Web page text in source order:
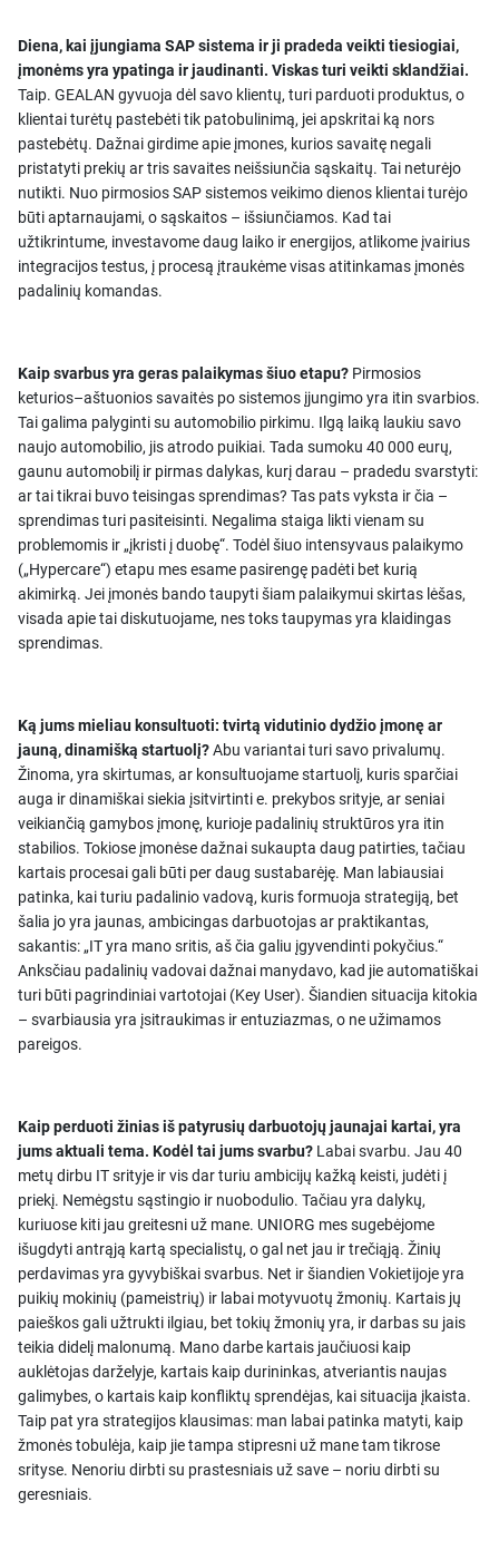
Diena, kai įjungiama SAP sistema ir ji pradeda veikti tiesiogiai,
įmonėms yra ypatinga ir jaudinanti. Viskas turi veikti sklandžiai.
Taip. GEALAN gyvuoja dėl savo klientų, turi parduoti produktus, o
klientai turėtų pastebėti tik patobulinimą, jei apskritai ką nors
pastebėtų. Dažnai girdime apie įmones, kurios savaitę negali
pristatyti prekių ar tris savaites neišsiunčia sąskaitų. Tai neturėjo
nutikti. Nuo pirmosios SAP sistemos veikimo dienos klientai turėjo
būti aptarnaujami, o sąskaitos – išsiunčiamos. Kad tai
užtikrintume, investavome daug laiko ir energijos, atlikome įvairius
integracijos testus, į procesą įtraukėme visas atitinkamas įmonės
padalinių komandas.
Kaip svarbus yra geras palaikymas šiuo etapu? Pirmosios
keturios–aštuonios savaitės po sistemos įjungimo yra itin svarbios.
Tai galima palyginti su automobilio pirkimu. Ilgą laiką laukiu savo
naujo automobilio, jis atrodo puikiai. Tada sumoku 40 000 eurų,
gaunu automobilį ir pirmas dalykas, kurį darau – pradedu svarstyti:
ar tai tikrai buvo teisingas sprendimas? Tas pats vyksta ir čia –
sprendimas turi pasiteisinti. Negalima staiga likti vienam su
problemomis ir „įkristi į duobę“. Todėl šiuo intensyvaus palaikymo
(„Hypercare“) etapu mes esame pasirengę padėti bet kurią
akimirką. Jei įmonės bando taupyti šiam palaikymui skirtas lėšas,
visada apie tai diskutuojame, nes toks taupymas yra klaidingas
sprendimas.
Ką jums mieliau konsultuoti: tvirtą vidutinio dydžio įmonę ar
jauną, dinamišką startuolį?Abu variantai turi savo privalumų.
Žinoma, yra skirtumas, ar konsultuojame startuolį, kuris sparčiai
auga ir dinamiškai siekia įsitvirtinti e. prekybos srityje, ar seniai
veikiančią gamybos įmonę, kurioje padalinių struktūros yra itin
stabilios. Tokiose įmonėse dažnai sukaupta daug patirties, tačiau
kartais procesai gali būti per daug sustabarėję. Man labiausiai
patinka, kai turiu padalinio vadovą, kuris formuoja strategiją, bet
šalia jo yra jaunas, ambicingas darbuotojas ar praktikantas,
sakantis: „IT yra mano sritis, aš čia galiu įgyvendinti pokyčius.“
Anksčiau padalinių vadovai dažnai manydavo, kad jie automatiškai
turi būti pagrindiniai vartotojai (Key User). Šiandien situacija kitokia
– svarbiausia yra įsitraukimas ir entuziazmas, o ne užimamos
pareigos.
Kaip perduoti žinias iš patyrusių darbuotojų jaunajai kartai, yra
jums aktuali tema. Kodėl tai jums svarbu? Labai svarbu. Jau 40
metų dirbu IT srityje ir vis dar turiu ambicijų kažką keisti, judėti į
priekį. Nemėgstu sąstingio ir nuobodulio. Tačiau yra dalykų,
kuriuose kiti jau greitesni už mane. UNIORG mes sugebėjome
išugdyti antrąją kartą specialistų, o gal net jau ir trečiąją. Žinių
perdavimas yra gyvybiškai svarbus. Net ir šiandien Vokietijoje yra
puikių mokinių (pameistrių) ir labai motyvuotų žmonių. Kartais jų
paieškos gali užtrukti ilgiau, bet tokių žmonių yra, ir darbas su jais
teikia didelį malonumą. Mano darbe kartais jaučiuosi kaip
auklėtojas darželyje, kartais kaip durininkas, atveriantis naujas
galimybes, o kartais kaip konfliktų sprendėjas, kai situacija įkaista.
Taip pat yra strategijos klausimas: man labai patinka matyti, kaip
žmonės tobulėja, kaip jie tampa stipresni už mane tam tikrose
srityse. Nenoriu dirbti su prastesniais už save – noriu dirbti su
geresniais.